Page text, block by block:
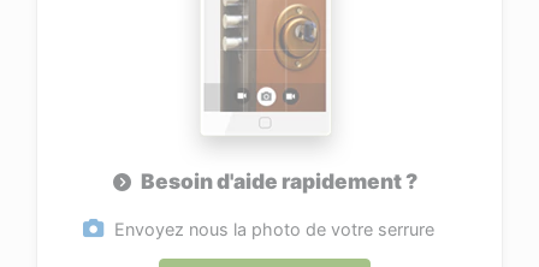
Besoin d'aide rapidement ?
Envoyez nous la photo de votre serrure